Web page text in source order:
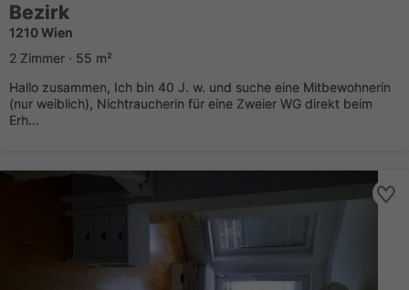
Bezirk
1210 Wien
2 Zimmer · 55 m²
Hallo zusammen, Ich bin 40 J. w. und suche eine Mitbewohnerin
(nur weiblich), Nichtraucherin für eine Zweier WG direkt beim
Erh...